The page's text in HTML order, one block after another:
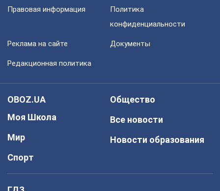
Правовая информация
Политика
конфиденциальности
Реклама на сайте Документы
Редакционная политика
OBOZ.UA
Моя Школа
Мир
Спорт
Общество
Все новости
Новости образования